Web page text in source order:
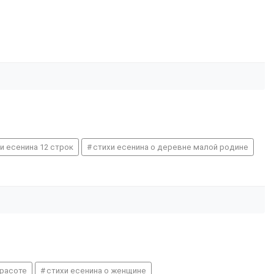
есенина 12 строк стихи есенина о деревне малой родине
стихи есенина о женщине